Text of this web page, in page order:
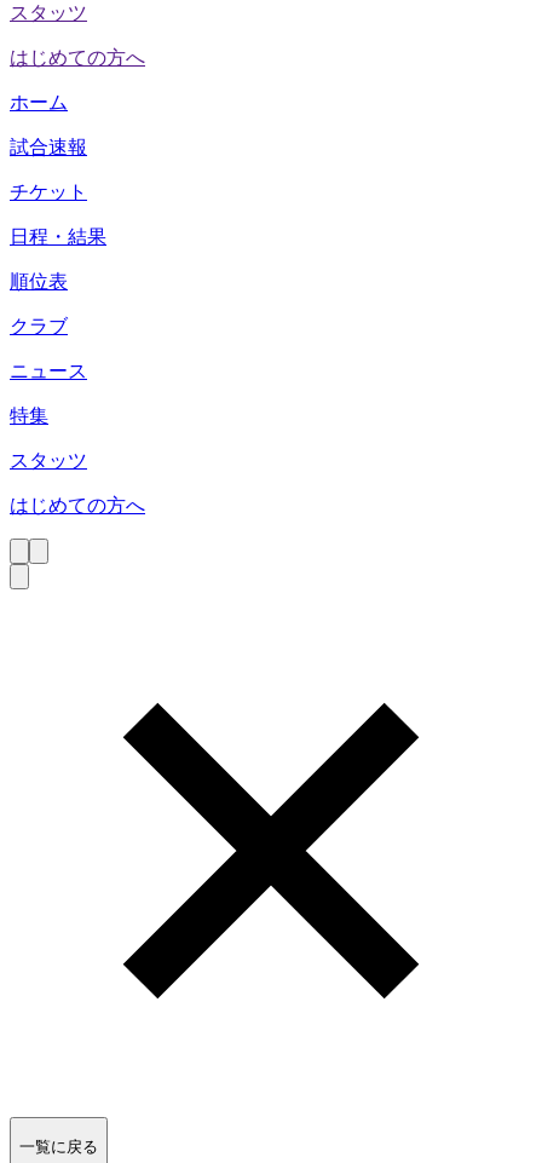
スタッツ
はじめての方へ
ホーム
試合速報
チケット
日程・結果
順位表
クラブ
ニュース
特集
スタッツ
はじめての方へ
一覧に戻る